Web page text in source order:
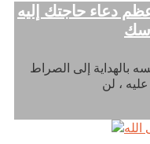
دعاء حاجتك إليه
بالهداية إلى الصراط